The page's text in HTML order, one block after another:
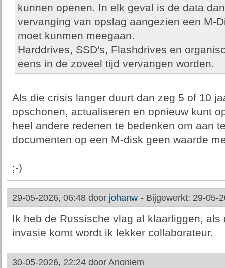
kunnen openen. In elk geval is de data
vervanging van opslag aangezien een M-
moet kunmen meegaan.
Harddrives, SSD's, Flashdrives en
eens in de zoveel tijd vervangen worden.
Als die crisis langer duurt dan zeg 5 of 10
opschonen, actualiseren en opnieuw kunt
heel andere redenen te bedenken om aan
documenten op een M-disk geen waarde
;-)
29-05-2026, 06:48 door johanw - Bijgewerkt: 29-05-
Ik heb de Russische vlag al klaarliggen,
invasie komt wordt ik lekker collaborateur.
30-05-2026, 22:24 door Anoniem